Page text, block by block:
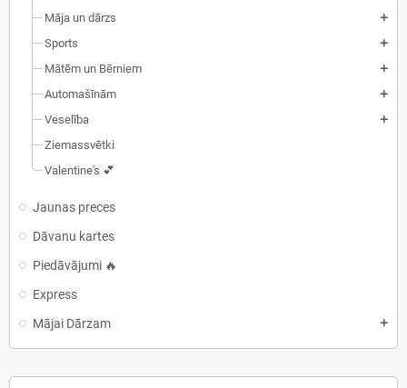
Māja un dārzs add
Sports add
Mātēm un Bērniem add
Automašīnām add
Veselība add
Ziemassvētki
Valentine's 💕
Jaunas preces
Dāvanu kartes
Piedāvājumi 🔥
Express
Mājai Dārzam
add